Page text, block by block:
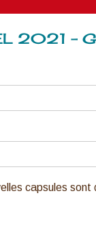
2021 –
capsules sont